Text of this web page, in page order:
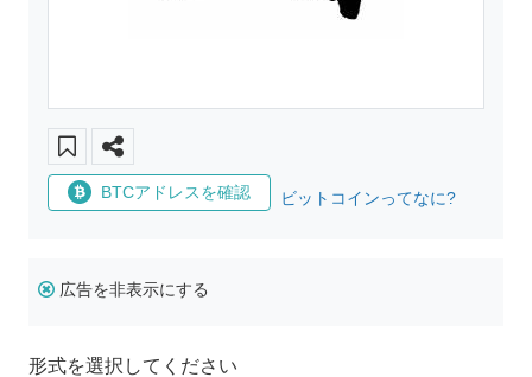
BTCアドレスを確認 ビットコインってなに?
広告を非表示にする
形式を選択してください